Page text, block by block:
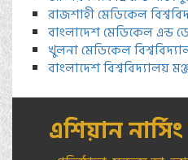
রাজশাহী মেডিকেল
বাংলাদেশ মেডিকেল এন্ড
খুলনা মেডিকেল
বাংলাদেশ বিশ্ববিদ্যালয়
এশিয়ান